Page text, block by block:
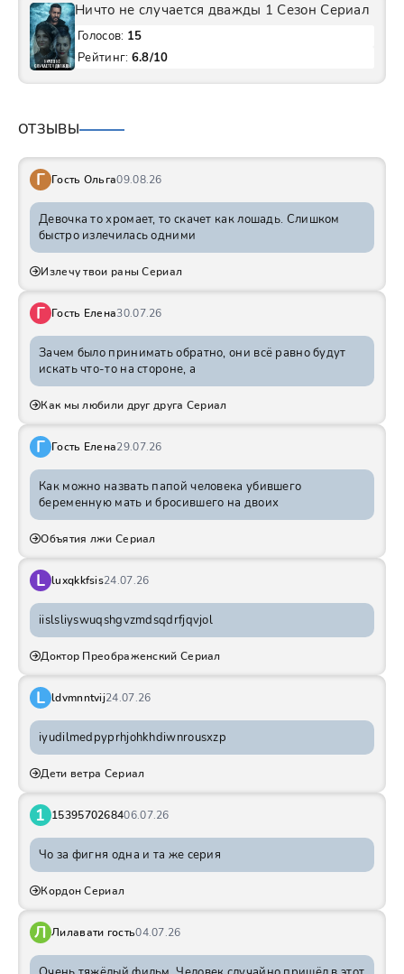
Ничто не случается дважды 1 Сезон Сериал
Голосов: 15
Рейтинг: 6.8/10
ОТЗЫВЫ
Г Гость Ольга09.08.26
Девочка то хромает, то скачет как лошадь. Слишком
быстро излечилась одними
Излечу твои раны Сериал
Г Гость Елена30.07.26
Зачем было принимать обратно, они всё равно будут
искать что-то на стороне, а
Как мы любили друг друга Сериал
Г Гость Елена29.07.26
Как можно назвать папой человека убившего
беременную мать и бросившего на двоих
Объятия лжи Сериал
L luxqkkfsis24.07.26
iislsliyswuqshgvzmdsqdrfjqvjol
Доктор Преображенский Сериал
L ldvmnntvij24.07.26
iyudilmedpyprhjohkhdiwnrousxzp
Дети ветра Сериал
1 1539570268406.07.26
Чо за фигня одна и та же серия
Кордон Сериал
Л Лилавати гость04.07.26